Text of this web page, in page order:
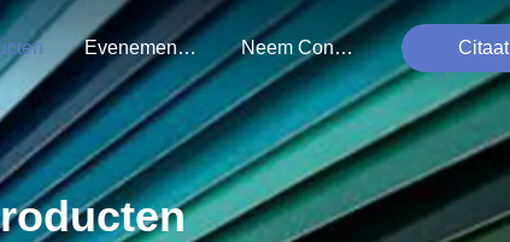
Evenementen Neem Contact Met Ons Op Citaat